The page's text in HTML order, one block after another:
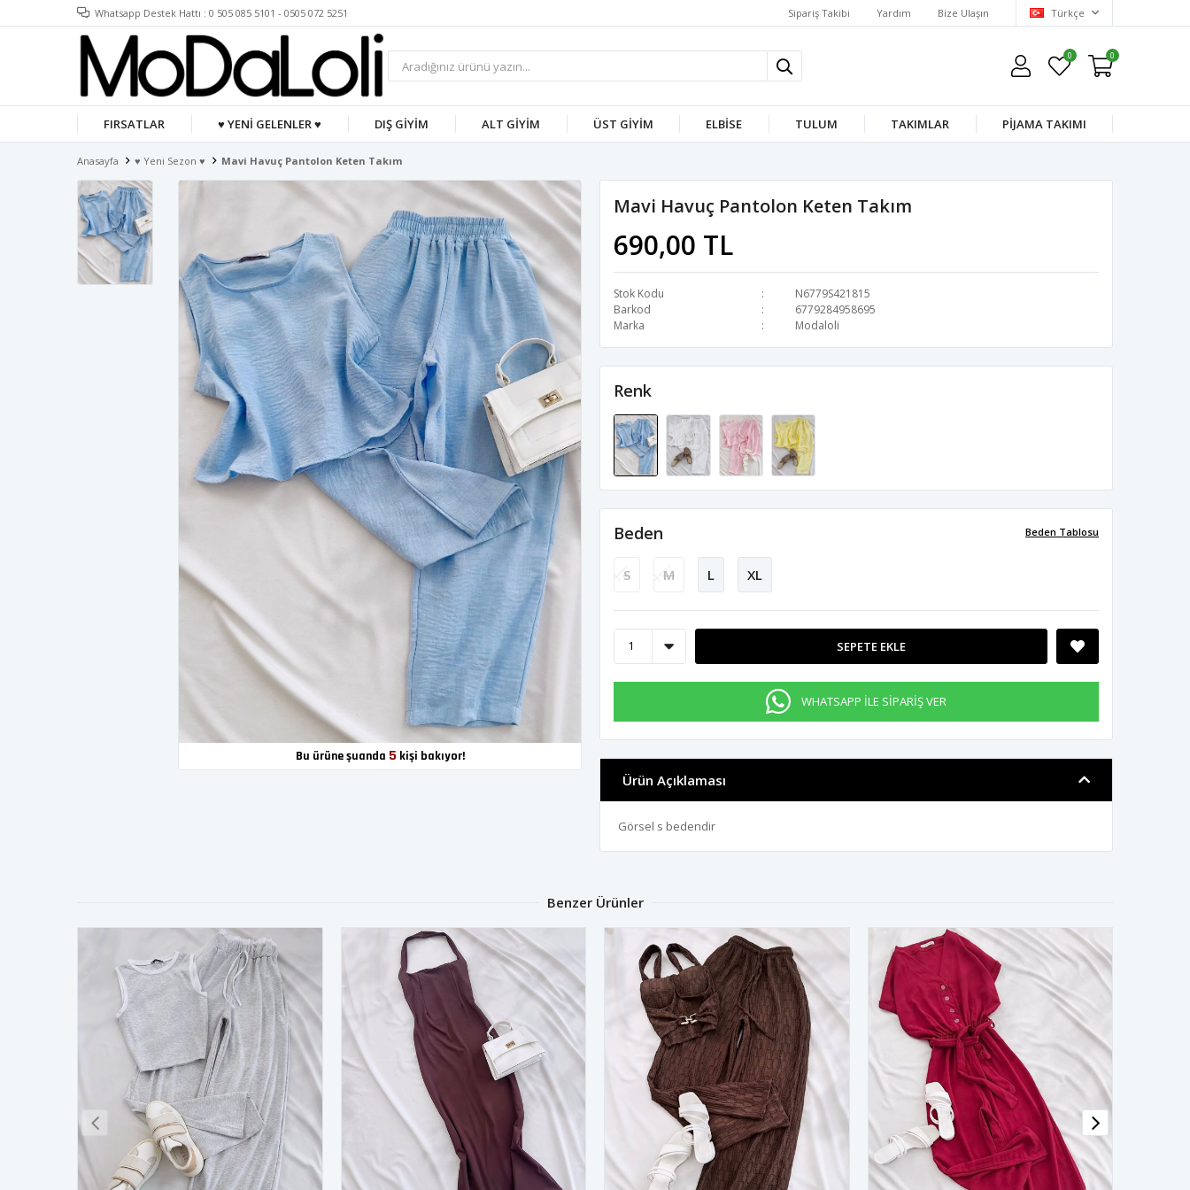
Whatsapp Destek Hattı : 0 505 085 5101 - 0505 072 5251 Sipariş Takibi Yardım Bize Ulaşın Türkçe
0 0
FIRSATLAR ♥ YENİ GELENLER ♥ DIŞ GİYİM ALT GİYİM ÜST GİYİM ELBİSE TULUM TAKIMLAR PİJAMA TAKIMI
Anasayfa ♥ Yeni Sezon ♥ Mavi Havuç Pantolon Keten Takım
Bu ürüne şuanda 5 kişi bakıyor!
Mavi Havuç Pantolon Keten Takım
690,00 TL
Stok Kodu
N6779S421815
Barkod
6779284958695
Marka
Modaloli
Renk
Beden Tablosu
Beden
S M L XL
SEPETE EKLE
WHATSAPP İLE SİPARİŞ VER
Ürün Açıklaması
Görsel s bedendir
Benzer Ürünler